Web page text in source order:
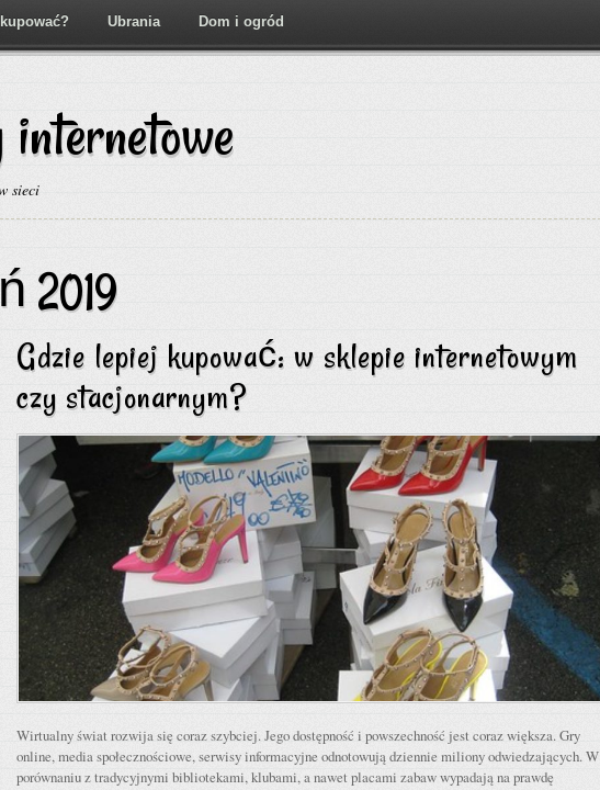
sieci
Ubrania Dom i ogród
2019
Gdzie lepiej kupować: w sklepie internetowym
czy stacjonarnym?
Wirtualny świat rozwija się coraz szybciej. Jego dostępność i powszechność jest coraz większa. Gry
online, media społecznościowe, serwisy informacyjne odnotowują dziennie miliony odwiedzających. W
porównaniu z tradycyjnymi bibliotekami, klubami, a nawet placami zabaw wypadają na prawdę